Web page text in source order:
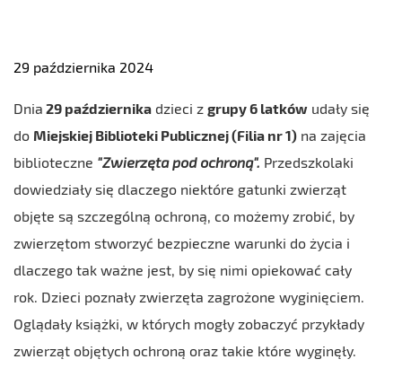
29 października 2024
Dnia 29 października dzieci z grupy 6 latków udały się
do Miejskiej Biblioteki Publicznej (Filia nr 1) na zajęcia
biblioteczne "Zwierzęta pod ochroną". Przedszkolaki
dowiedziały się dlaczego niektóre gatunki zwierząt
objęte są szczególną ochroną, co możemy zrobić, by
zwierzętom stworzyć bezpieczne warunki do życia i
dlaczego tak ważne jest, by się nimi opiekować cały
rok. Dzieci poznały zwierzęta zagrożone wyginięciem.
Oglądały książki, w których mogły zobaczyć przykłady
zwierząt objętych ochroną oraz takie które wyginęły.